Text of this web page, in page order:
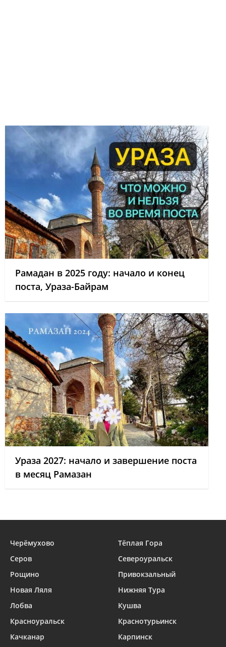
Рамадан в 2025 году: начало и конец
поста, Ураза-Байрам
Ураза 2027: начало и завершение поста
в месяц Рамазан
Черёмухово
Тёплая Гора
Серов
Североуральск
Рощино
Привокзальный
Новая Ляля
Нижняя Тура
Лобва
Кушва
Красноуральск
Краснотурьинск
Качканар
Карпинск